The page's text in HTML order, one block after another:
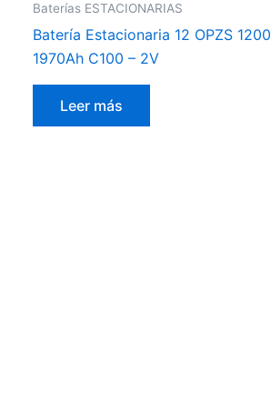
Baterías ESTACIONARIAS
Batería Estacionaria 12 OPZS 1200
1970Ah C100 – 2V
Leer más